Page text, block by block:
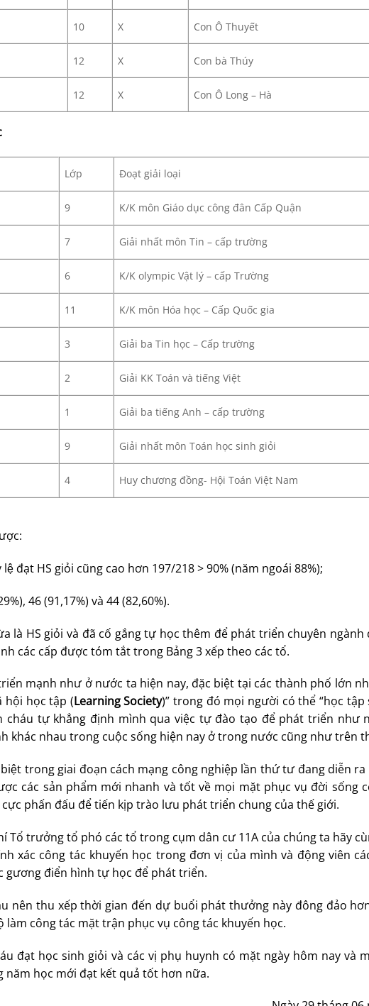
10 X Con Ô Thuyết
12 X Con bà Thúy
12 X Con Ô Long – Hà
Lớp Đoạt giải loại
9 K/K môn Giáo dục công đân Cấp Quận
7 Giải nhất môn Tin – cấp trường
6 K/K olympic Vật lý – cấp Trường
11 K/K môn Hóa học – Cấp Quốc gia
3 Giải ba Tin học – Cấp trường
2 Giải KK Toán và tiếng Việt
1 Giải ba tiếng Anh – cấp trường
9 Giải nhất môn Toán học sinh giỏi
4 Huy chương đồng- Hội Toán Việt Nam
đạt HS giỏi cũng cao hơn 197/218 > 90% (năm ngoái 88%);
46 (91,17%) và 44 (82,60%).
là HS giỏi và đã cố gắng tự học thêm để phát triển chuyên
các cấp được tóm tắt trong Bảng 3 xếp theo các tổ.
mạnh như ở nước ta hiện nay, đặc biệt tại các thành phố lớn
hội học tập (Learning Society)” trong đó mọi người có thể “học tập
cháu tự khẳng định mình qua việc tự đào tạo để phát triển như
khác nhau trong cuộc sống hiện nay ở trong nước cũng như trên
trong giai đoạn cách mạng công nghiệp lần thứ tư đang diễn
các sản phẩm mới nhanh và tốt về mọi mặt phục vụ đời sống
phấn đấu để tiến kịp trào lưu phát triển chung của thế giới.
Tổ trưởng tổ phó các tổ trong cụm dân cư 11A của chúng ta hãy
xác công tác khuyến học trong đơn vị của mình và động viên
gương điển hình tự học để phát triển.
nên thu xếp thời gian đến dự buổi phát thưởng này đông đảo
công tác mặt trận phục vụ công tác khuyến học.
đạt học sinh giỏi và các vị phụ huynh có mặt ngày hôm nay và
năm học mới đạt kết quả tốt hơn nữa.